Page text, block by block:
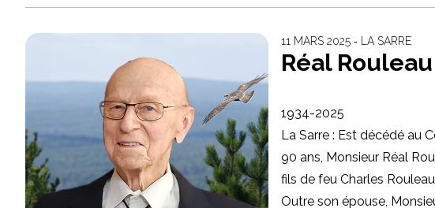
11 MARS 2025 ‐ LA SARRE
Réal Rouleau
1934-2025
La Sarre : Est décédé au
90 ans, Monsieur Réal
fils de feu Charles
Outre son épouse,